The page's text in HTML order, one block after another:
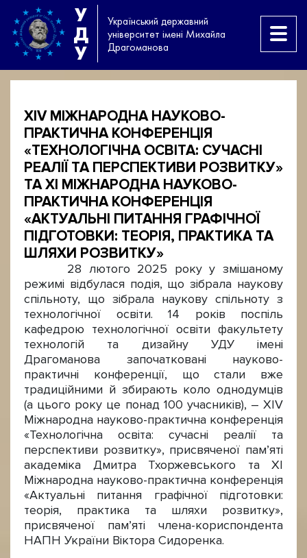
У
Д
У
Український державний
університет імені Михайла
Драгоманова
ХІV МІЖНАРОДНА НАУКОВО-
ПРАКТИЧНА КОНФЕРЕНЦІЯ
«ТЕХНОЛОГІЧНА ОСВІТА: СУЧАСНІ
РЕАЛІЇ ТА ПЕРСПЕКТИВИ РОЗВИТКУ»
ТА ХІ МІЖНАРОДНА НАУКОВО-
ПРАКТИЧНА КОНФЕРЕНЦІЯ
«АКТУАЛЬНІ ПИТАННЯ ГРАФІЧНОЇ
ПІДГОТОВКИ: ТЕОРІЯ, ПРАКТИКА ТА
ШЛЯХИ РОЗВИТКУ»
28 лютого 2025 року у змішаному
режимі відбулася подія, що зібрала наукову
спільноту, що зібрала наукову спільноту з
технологічної освіти. 14 років поспіль
кафедрою технологічної освіти факультету
технологій та дизайну УДУ імені
Драгоманова започатковані науково-
практичні конференції, що стали вже
традиційними й збирають коло однодумців
(а цього року це понад 100 учасників), – ХІV
Міжнародна науково-практична конференція
«Технологічна освіта: сучасні реалії та
перспективи розвитку», присвяченої пам’яті
академіка Дмитра Тхоржевського та ХІ
Міжнародна науково-практична конференція
«Актуальні питання графічної підготовки:
теорія, практика та шляхи розвитку»,
присвяченої памʼяті члена-кориспондента
НАПН України Віктора Сидоренка.